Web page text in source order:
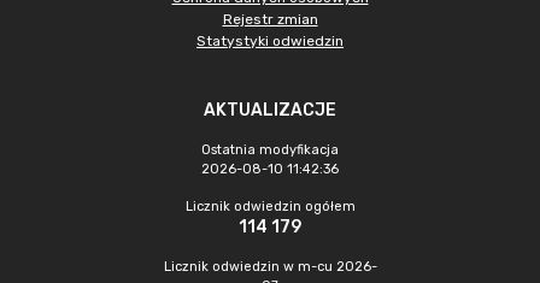
Rejestr zmian
Statystyki odwiedzin
AKTUALIZACJE
Ostatnia modyfikacja
2026-08-10 11:42:36
Licznik odwiedzin ogółem
114 179
Licznik odwiedzin w m-cu 2026-